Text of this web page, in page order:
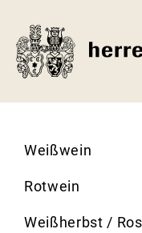
Inhalt
Weißwein
Rotwein
Weißherbst /